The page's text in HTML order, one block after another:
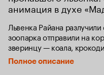
анимация в духе
Львенка Райана
зоопарка отправили на
зверинцу — коала,
решают помочь царю
зоопарка, отправляются
Полное описание